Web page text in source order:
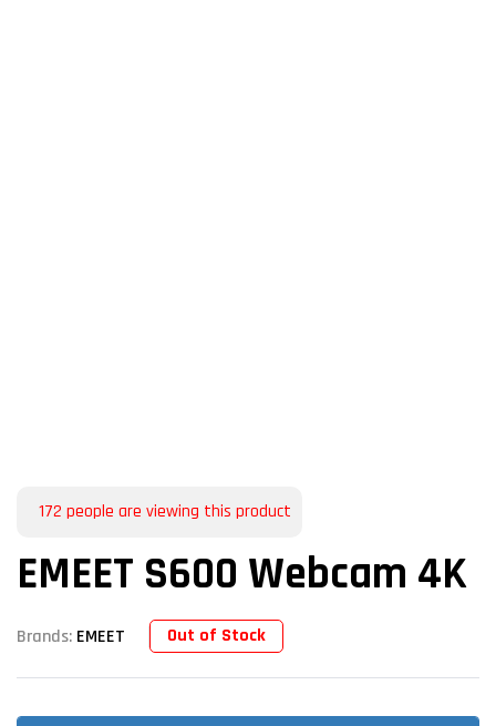
172 people are viewing this product
EMEET S600 Webcam 4K
Brands: EMEET Out of Stock